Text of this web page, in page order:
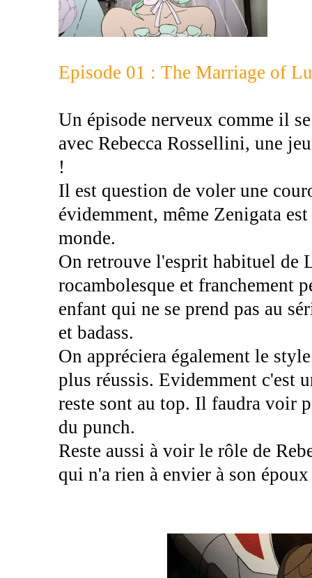
Episode 01 : The Marriage of
Un épisode nerveux comme il
avec Rebecca Rossellini, une
!
Il est question de voler une
évidemment, même Zenigata
monde.
On retrouve l'esprit habituel de
rocambolesque et franchement
enfant qui ne se prend pas au
et badass.
On appréciera également le
plus réussis. Evidemment c'est
reste sont au top. Il faudra voir
du punch.
Reste aussi à voir le rôle de
qui n'a rien à envier à son